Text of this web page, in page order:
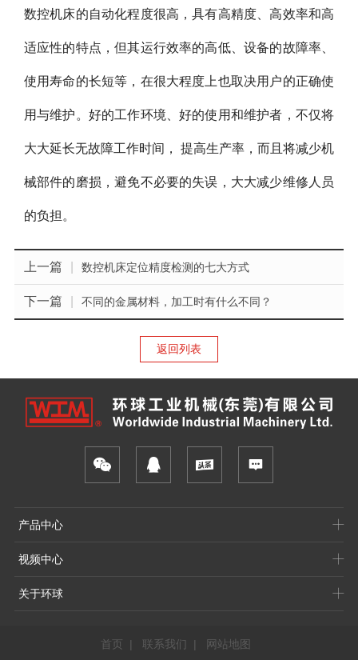
数控机床的自动化程度很高，具有高精度、高效率和高
适应性的特点，但其运行效率的高低、设备的故障率、
使用寿命的长短等，在很大程度上也取决用户的正确使
用与维护。好的工作环境、好的使用和维护者，不仅将
大大延长无故障工作时间， 提高生产率，而且将减少机
械部件的磨损，避免不必要的失误，大大减少维修人员
的负担。
上一篇 数控机床定位精度检测的七大方式
下一篇 不同的金属材料，加工时有什么不同？
返回列表
产品中心
视频中心
关于环球
首页 | 联系我们 | 网站地图